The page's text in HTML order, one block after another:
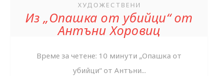
ХУДОЖЕСТВЕНИ
Из „Опашка от убийци“ от
Антъни Хоровиц
Време за четене: 10 минути „Опашка от
убийци“ от Антъни...